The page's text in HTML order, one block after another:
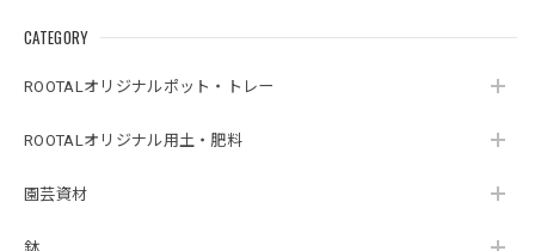
CATEGORY
ROOTALオリジナルポット・トレー
ROOTALオリジナル用土・肥料
園芸資材